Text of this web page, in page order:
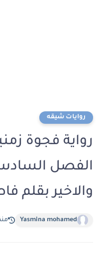
روايات شيقه
رواية فجوة
والاخير بقلم
Yasmina mohamed